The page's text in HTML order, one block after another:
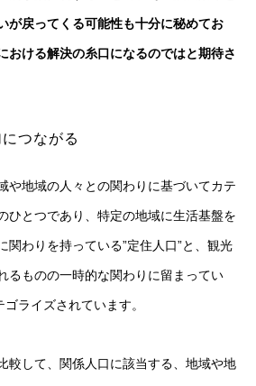
が戻ってくる可能性も十分に秘めてお
おける解決の糸口になるのではと期待さ
つながる
や地域の人々との関わりに基づいてカテ
ひとつであり、特定の地域に生活基盤を
関わりを持っている”定住人口”と、観光
るものの一時的な関わりに留まってい
ライズされています。
較して、関係人口に該当する、地域や地